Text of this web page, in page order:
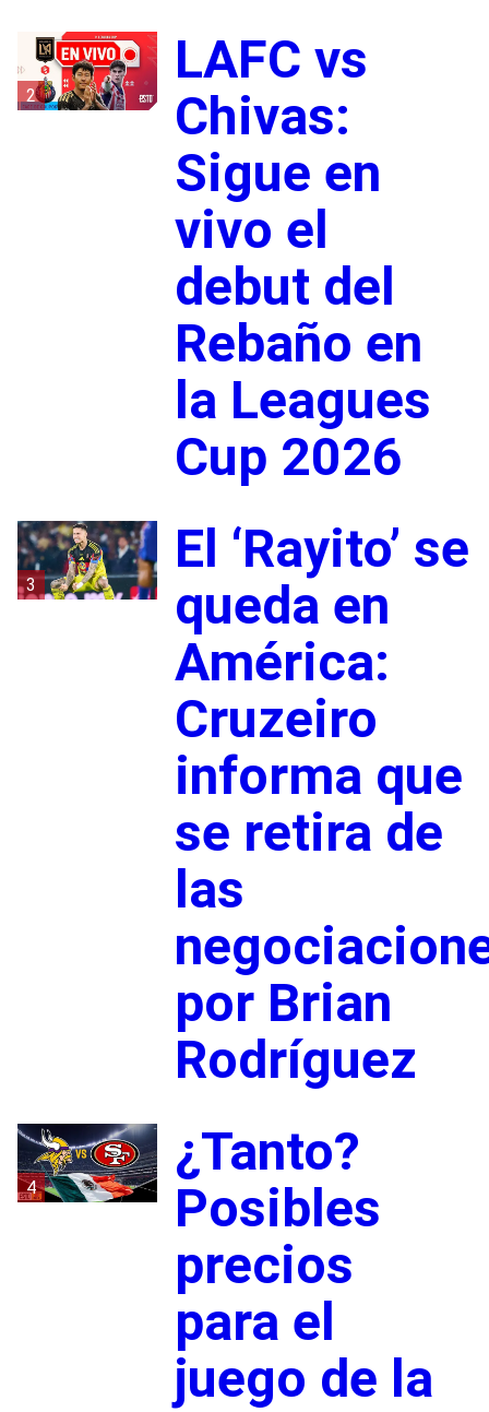
2
LAFC vs
Chivas:
Sigue en
vivo el
debut del
Rebaño en
la Leagues
Cup 2026
3
El ‘Rayito’ se
queda en
América:
Cruzeiro
informa que
se retira de
las
por Brian
Rodríguez
4
¿Tanto?
Posibles
precios
para el
juego de la